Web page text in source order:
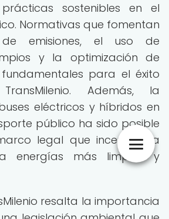
sostenibles en el
Normativas que fomentan
emisiones, el uso de
y la optimización de
para el éxito
Además, la
eléctricos y híbridos en
público ha sido posible
legal que incentiva la
energías más limpias y
resalta la importancia